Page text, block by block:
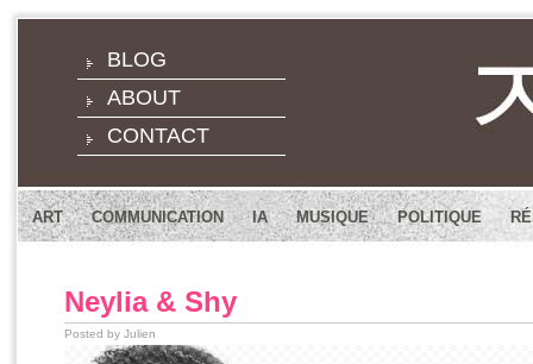
BLOG
ABOUT
CONTACT
ART COMMUNICATION IA MUSIQUE POLITIQUE
Neylia & Shy
Posted by Julien